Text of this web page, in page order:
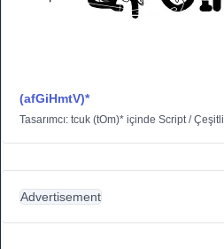
(afGiHmtV)*
Tasarımcı: tcuk (tOm)* içinde Script/Çeşitli
Advertisement